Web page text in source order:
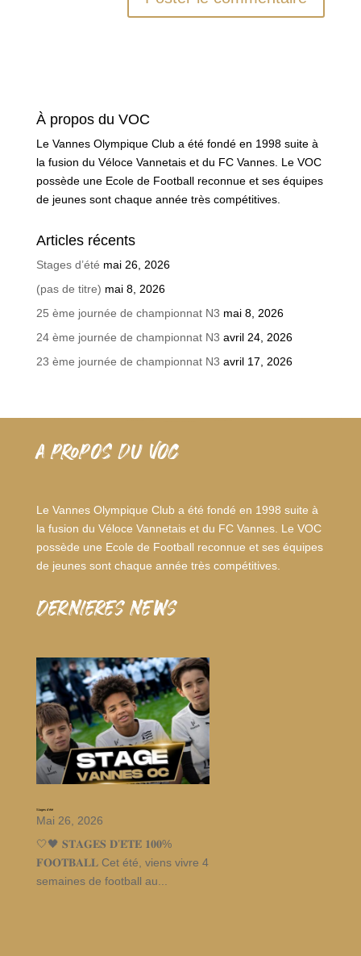
À propos du VOC
Le Vannes Olympique Club a été fondé en 1998 suite à
la fusion du Véloce Vannetais et du FC Vannes. Le VOC
possède une Ecole de Football reconnue et ses équipes
de jeunes sont chaque année très compétitives.
Articles récents
Stages d’été mai 26, 2026
(pas de titre) mai 8, 2026
25 ème journée de championnat N3 mai 8, 2026
24 ème journée de championnat N3 avril 24, 2026
23 ème journée de championnat N3 avril 17, 2026
A PROPOS DU VOC
Le Vannes Olympique Club a été fondé en 1998 suite à
la fusion du Véloce Vannetais et du FC Vannes. Le VOC
possède une Ecole de Football reconnue et ses équipes
de jeunes sont chaque année très compétitives.
dernieres news
Stages d’été
Mai 26, 2026
🤍🖤 𝐒𝐓𝐀𝐆𝐄𝐒 𝐃’𝐄́𝐓𝐄́ 𝟏𝟎𝟎%
𝐅𝐎𝐎𝐓𝐁𝐀𝐋𝐋 Cet été, viens vivre 4
semaines de football au...